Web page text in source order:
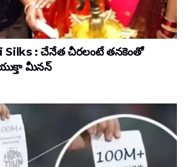
Silks : చేనేత చీరలంటే తనకెంతో
మీనన్‌